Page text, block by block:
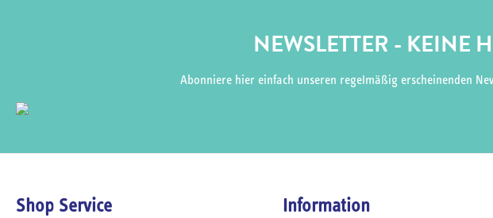
NEWSLETTER - KEINE
Abonniere hier einfach unseren regelmäßig erscheinenden
Shop Service Information